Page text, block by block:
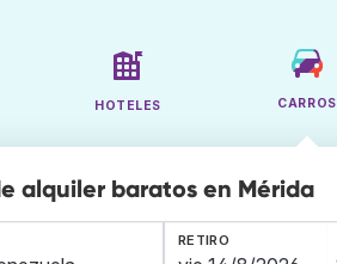
HOTELES CARROS
alquiler baratos en Mérida
RETIRO